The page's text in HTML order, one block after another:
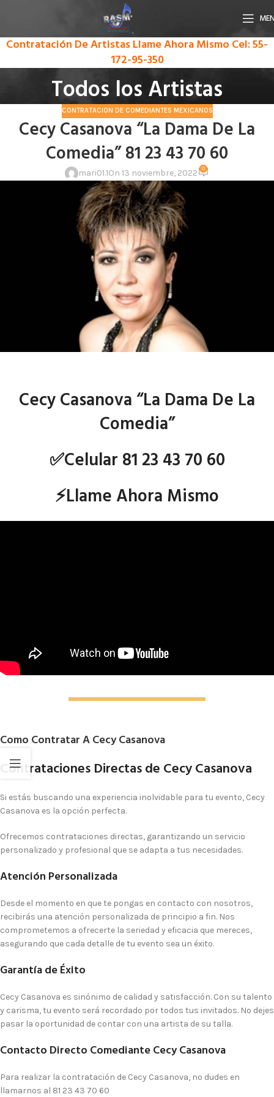
Contratación De Artistas Llame Ahora Mismo Cel: 55-
172-95-350
Todos los Artistas
CONTRATACION DE COMEDIANTES MEXICANOS
Cecy Casanova “La Dama De La
Comedia” 81 23 43 70 60
mari01.1On 13 noviembre, 2022 0
Cecy Casanova “La Dama De La
Comedia”
✅Celular 81 23 43 70 60
⚡Llame Ahora Mismo
Como Contratar A Cecy Casanova
Contrataciones Directas de Cecy Casanova
Si estás buscando una experiencia inolvidable para tu evento, Cecy
Casanova es la opción perfecta.
Ofrecemos contrataciones directas, garantizando un servicio
personalizado y profesional que se adapta a tus necesidades.
Atención Personalizada
Desde el momento en que te pongas en contacto con nosotros,
recibirás una atención personalizada de principio a fin. Nos
comprometemos a ofrecerte la seriedad y eficacia que mereces,
asegurando que cada detalle de tu evento sea un éxito.
Garantía de Éxito
Cecy Casanova es sinónimo de calidad y satisfacción. Con su talento
y carisma, tu evento será recordado por todos tus invitados. No dejes
pasar la oportunidad de contar con una artista de su talla.
Contacto Directo Comediante Cecy Casanova
Para realizar la contratación de Cecy Casanova, no dudes en
llamarnos al 81 23 43 70 60